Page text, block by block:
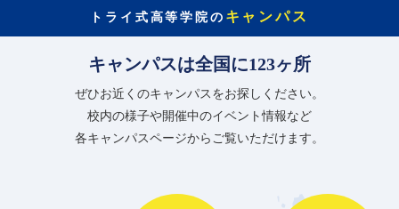
トライ式高等学院の キャンパス
キャンパスは全国に123ヶ所
ぜひお近くのキャンパスをお探しください。
校内の様子や開催中のイベント情報など
各キャンパスページからご覧いただけます。